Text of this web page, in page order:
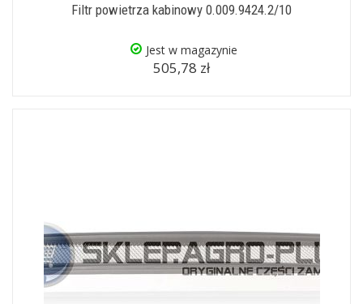
Filtr powietrza kabinowy 0.009.9424.2/10
Jest w magazynie
505,78 zł